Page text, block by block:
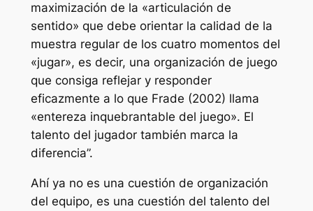
maximización de la «articulación de
sentido» que debe orientar la calidad de la
muestra regular de los cuatro momentos del
«jugar», es decir, una organización de juego
que consiga reflejar y responder
eficazmente a lo que Frade (2002) llama
«entereza inquebrantable del juego». El
talento del jugador también marca la
diferencia”.
Ahí ya no es una cuestión de organización
del equipo, es una cuestión del talento del